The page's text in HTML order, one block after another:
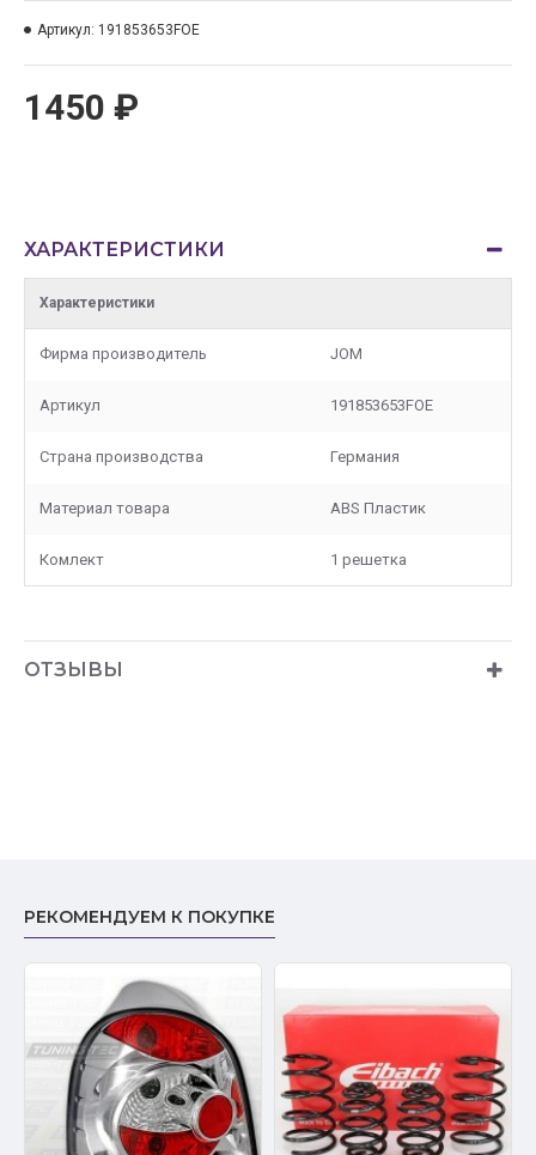
1450 ₽
Артикул: 191853653FOE
ХАРАКТЕРИСТИКИ
Характеристики
Фирма производитель JOM
Артикул 191853653FOE
Страна производства Германия
Материал товара ABS Пластик
Комлект 1 решетка
ОТЗЫВЫ
РЕКОМЕНДУЕМ К ПОКУПКЕ